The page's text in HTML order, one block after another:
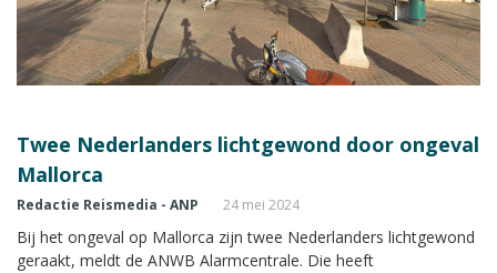
Twee Nederlanders lichtgewond door ongeval
Mallorca
Redactie Reismedia - ANP 24 mei 2024
Bij het ongeval op Mallorca zijn twee Nederlanders lichtgewond
geraakt, meldt de ANWB Alarmcentrale. Die heeft